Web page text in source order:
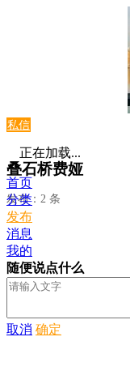
私信
叠石桥费娅
发布：2 条
正在加载...
首页
分类
发布
消息
我的
随便说点什么
取消 确定